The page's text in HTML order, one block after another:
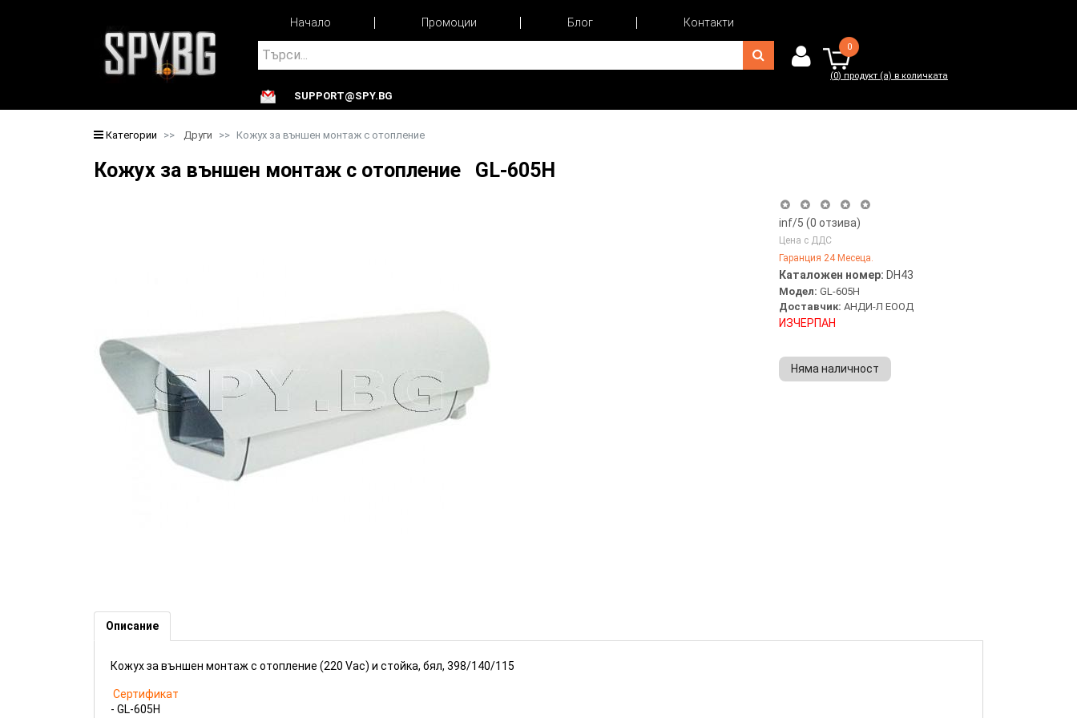
Начало Промоции Блог
Контакти
Search
0
(0) продукт (а) в количката
SUPPORT@SPY.BG
Категории Други Кожух за външен монтаж с отопление
Кожух за външен монтаж с отопление GL-605H
inf/5 (0 отзива)
Цена с ДДС
Гаранция 24 Месеца.
Каталожен номер: DH43
Модел: GL-605H
Доставчик: АНДИ-Л ЕООД
ИЗЧЕРПАН
Няма наличност
Кожух за външен монтаж с отопление (Номер: DH43)
Описание
Кожух за външен монтаж с отопление (220 Vac) и стойка, бял, 398/140/115
Сертификат
- GL-605H